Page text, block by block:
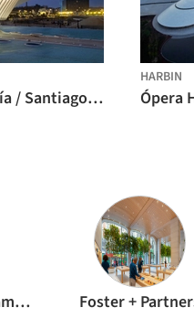
Palau de les Arts Reina Sofía / Santiago Calatrava
HARBIN
Ópera
Christian de Portzamparc Foster +